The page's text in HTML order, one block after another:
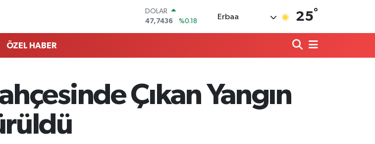
DOLAR
47,7436
%0.18
BİST100
13.779
%-14
Erbaa 25°
ÖZEL HABER
Çıkan Yangın